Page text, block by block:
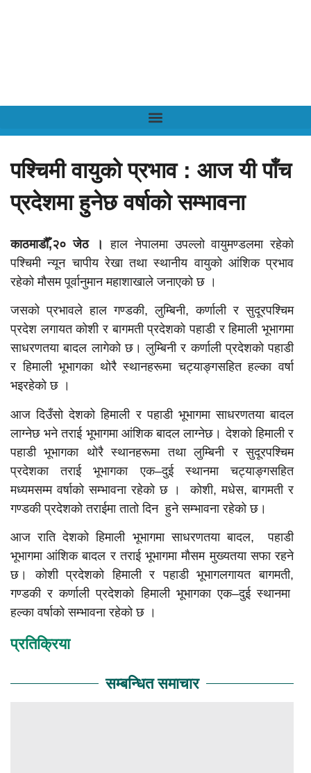
पश्चिमी वायुको प्रभाव : आज यी पाँच
प्रदेशमा हुनेछ वर्षाको सम्भावना
काठमाडौँ,२० जेठ । हाल नेपालमा उपल्लो वायुमण्डलमा रहेको
पश्चिमी न्यून चापीय रेखा तथा स्थानीय वायुको आंशिक प्रभाव
रहेको मौसम पूर्वानुमान महाशाखाले जनाएको छ ।
जसको प्रभावले हाल गण्डकी, लुम्बिनी, कर्णाली र सुदूरपश्चिम
प्रदेश लगायत कोशी र बागमती प्रदेशको पहाडी र हिमाली भूभागमा
साधरणतया बादल लागेको छ। लुम्बिनी र कर्णाली प्रदेशको पहाडी
र हिमाली भूभागका थोरै स्थानहरूमा चट्याङ्गसहित हल्का वर्षा
भइरहेको छ ।
आज दिउँसो देशको हिमाली र पहाडी भूभागमा साधरणतया बादल
लाग्नेछ भने तराई भूभागमा आंशिक बादल लाग्नेछ। देशको हिमाली र
पहाडी भूभागका थोरै स्थानहरूमा तथा लुम्बिनी र सुदूरपश्चिम
प्रदेशका तराई भूभागका एक–दुई स्थानमा चट्याङ्गसहित
मध्यमसम्म वर्षाको सम्भावना रहेको छ । कोशी, मधेस, बागमती र
गण्डकी प्रदेशको तराईमा तातो दिन हुने सम्भावना रहेको छ।
आज राति देशको हिमाली भूभागमा साधरणतया बादल, पहाडी
भूभागमा आंशिक बादल र तराई भूभागमा मौसम मुख्यतया सफा रहने
छ। कोशी प्रदेशको हिमाली र पहाडी भूभागलगायत बागमती,
गण्डकी र कर्णाली प्रदेशको हिमाली भूभागका एक–दुई स्थानमा
हल्का वर्षाको सम्भावना रहेको छ ।
प्रतिक्रिया
सम्बन्धित समाचार